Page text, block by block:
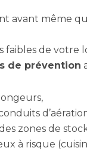
avant même
faibles de
de prévention
zones de
à risque